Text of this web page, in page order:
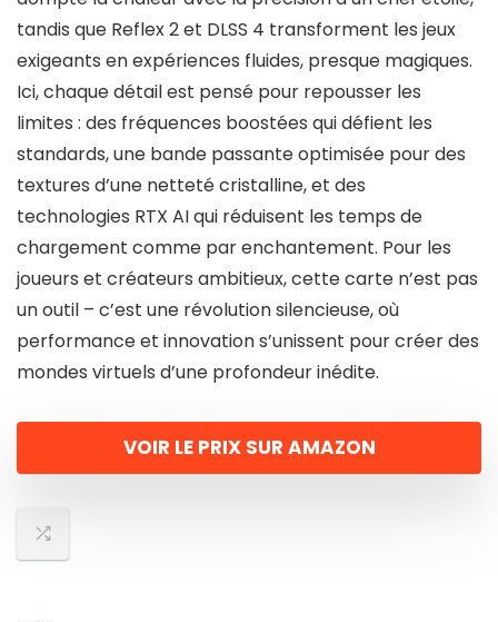
tandis que Reflex 2 et DLSS 4 transforment les jeux
exigeants en expériences fluides, presque magiques.
Ici, chaque détail est pensé pour repousser les
limites : des fréquences boostées qui défient les
standards, une bande passante optimisée pour des
textures d’une netteté cristalline, et des
technologies RTX AI qui réduisent les temps de
chargement comme par enchantement. Pour les
joueurs et créateurs ambitieux, cette carte n’est pas
un outil – c’est une révolution silencieuse, où
performance et innovation s’unissent pour créer des
mondes virtuels d’une profondeur inédite.
VOIR LE PRIX SUR AMAZON